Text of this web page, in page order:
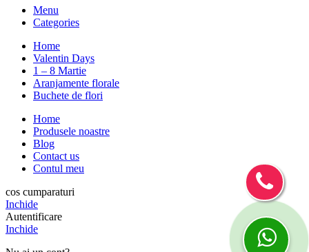
Menu
Categories
Home
Valentin Days
1 – 8 Martie
Aranjamente florale
Buchete de flori
Home
Produsele noastre
Blog
Contact us
Contul meu
cos cumparaturi
Inchide
Autentificare
Inchide